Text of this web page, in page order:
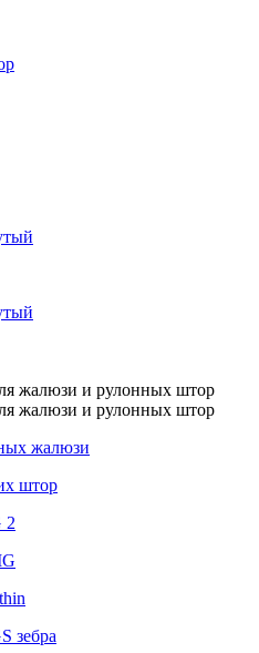
жалюзи и рулонных штор
жалюзи и рулонных штор
жалюзи
штор
2
зебра